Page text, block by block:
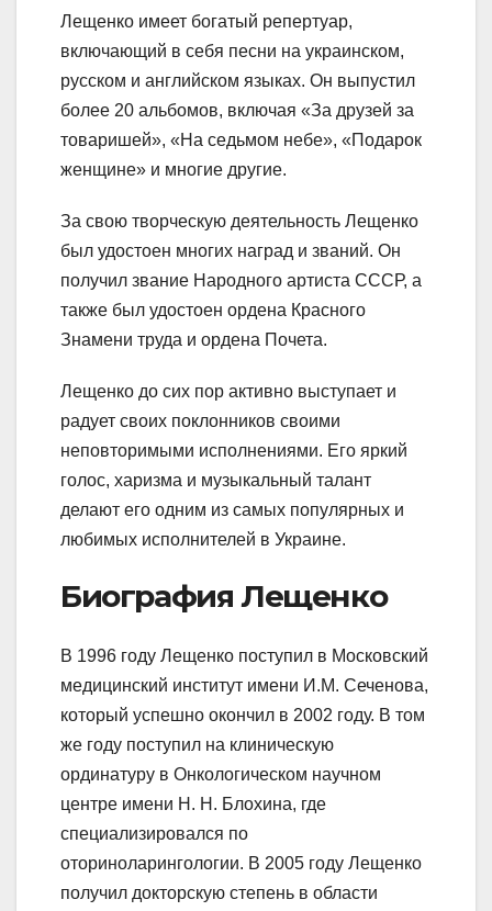
Лещенко имеет богатый репертуар,
включающий в себя песни на украинском,
русском и английском языках. Он выпустил
более 20 альбомов, включая «За друзей за
товаришей», «На седьмом небе», «Подарок
женщине» и многие другие.
За свою творческую деятельность Лещенко
был удостоен многих наград и званий. Он
получил звание Народного артиста СССР, а
также был удостоен ордена Красного
Знамени труда и ордена Почета.
Лещенко до сих пор активно выступает и
радует своих поклонников своими
неповторимыми исполнениями. Его яркий
голос, харизма и музыкальный талант
делают его одним из самых популярных и
любимых исполнителей в Украине.
Биография Лещенко
В 1996 году Лещенко поступил в Московский
медицинский институт имени И.М. Сеченова,
который успешно окончил в 2002 году. В том
же году поступил на клиническую
ординатуру в Онкологическом научном
центре имени Н. Н. Блохина, где
специализировался по
оториноларингологии. В 2005 году Лещенко
получил докторскую степень в области